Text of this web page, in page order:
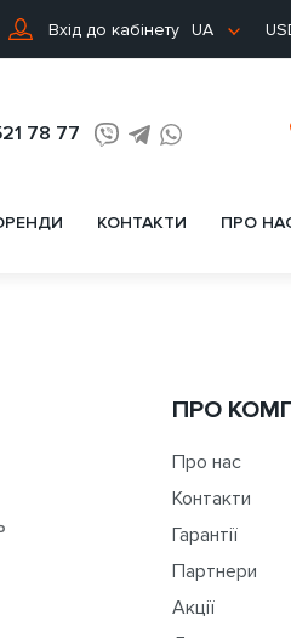
Вхід до кабінету UA
78 77
КОНТАКТИ ПРО
ПРО
Про нас
Контакти
Гарантії
Партнери
Акції